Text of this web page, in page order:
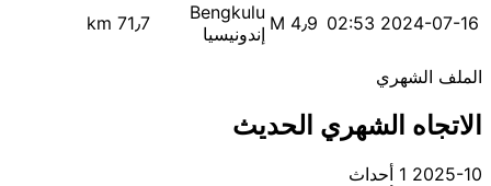
2024-07-16 02:53 M 4٫9 Bengkulu
إندونيسيا
71٫7 km
الملف الشهري
الاتجاه الشهري الحديث
2025-10 1 أحداث